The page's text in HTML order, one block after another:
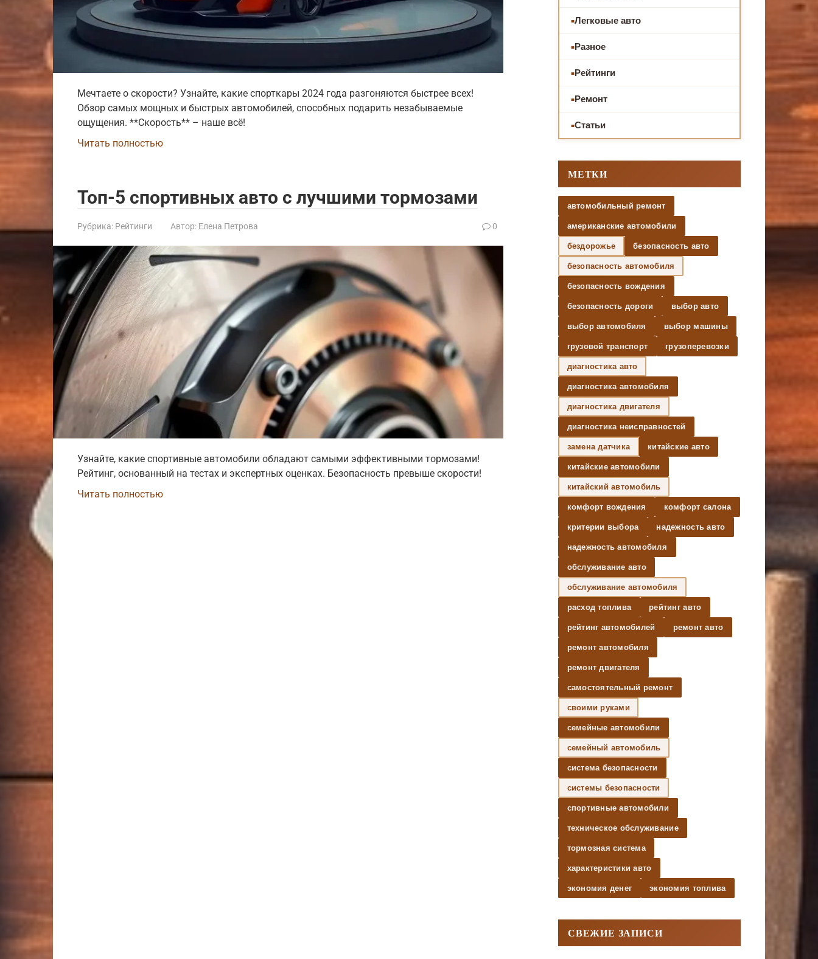
Мечтаете о скорости? Узнайте, какие спорткары 2024 года разгоняются быстрее всех!
Обзор самых мощных и быстрых автомобилей, способных подарить незабываемые
ощущения. **Скорость** – наше всё!
Читать полностью
Топ-5 спортивных авто с лучшими тормозами
Рубрика: Рейтинги Автор: Елена Петрова 0
Узнайте, какие спортивные автомобили обладают самыми эффективными тормозами!
Рейтинг, основанный на тестах и экспертных оценках. Безопасность превыше скорости!
Читать полностью
Легковые авто
Разное
Рейтинги
Ремонт
Статьи
МЕТКИ
автомобильный ремонт
американские автомобили
бездорожье безопасность авто
безопасность автомобиля
безопасность вождения
безопасность дороги выбор авто
выбор автомобиля выбор машины
грузовой транспорт грузоперевозки
диагностика авто
диагностика автомобиля
диагностика двигателя
диагностика неисправностей
замена датчика китайские авто
китайские автомобили
китайский автомобиль
комфорт вождения комфорт салона
критерии выбора надежность авто
надежность автомобиля
обслуживание авто
обслуживание автомобиля
расход топлива рейтинг авто
рейтинг автомобилей ремонт авто
ремонт автомобиля
ремонт двигателя
самостоятельный ремонт
своими руками
семейные автомобили
семейный автомобиль
система безопасности
системы безопасности
спортивные автомобили
техническое обслуживание
тормозная система
характеристики авто
экономия денег экономия топлива
СВЕЖИЕ ЗАПИСИ